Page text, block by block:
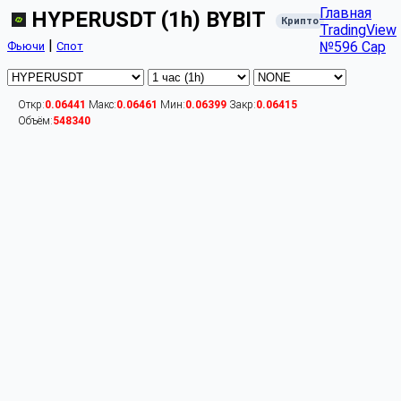
HYPERUSDT (1h) BYBIT Крипто
Фьючи | Спот
Главная
TradingView
№596 Cap
Откр:0.06441 Макс:0.06461 Мин:0.06399 Закр:0.06415
Объём:548340